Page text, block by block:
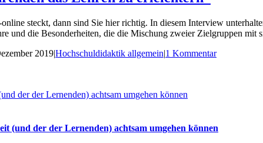
steckt, dann sind Sie hier richtig. In diesem Interview
und die Besonderheiten, die die Mischung zweier Zielgruppen mit
2019|Hochschuldidaktik allgemein|1 Kommentar
der der Lernenden) achtsam umgehen können
(und der der Lernenden) achtsam umgehen können